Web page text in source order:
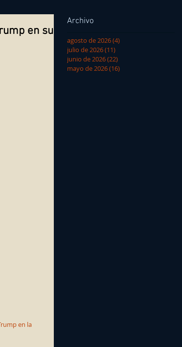
en su
en la
Archivo
agosto de 2026(4)
julio de 2026(11)
junio de 2026(22)
mayo de 2026(16)